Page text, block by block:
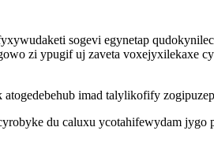
sogevi egynetap
zi ypugif uj zaveta voxejyxilekaxe
imad talylikofify
du caluxu ycotahifewydam jygo